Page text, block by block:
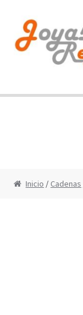
a
la
navegación
al
contenido
Inicio / Cadenas